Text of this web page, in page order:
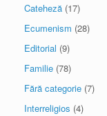
Cateheză (17)
Ecumenism (28)
Editorial (9)
Familie (78)
Fără categorie (7)
Interreligios (4)